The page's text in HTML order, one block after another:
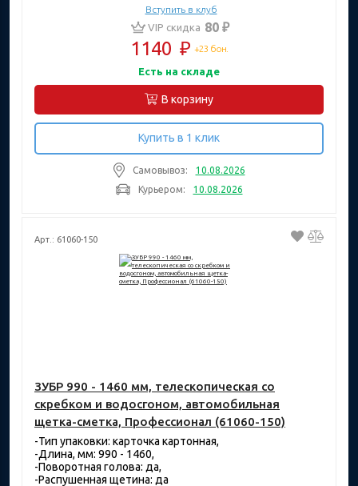
Вступить в клуб
VIP скидка 80 ₽
1140 ₽ +23 бон.
Есть на складе
В корзину
Купить в 1 клик
Самовывоз:
10.08.2026
Курьером:
10.08.2026
Арт.: 61060-150
ЗУБР 990 - 1460 мм, телескопическая со
скребком и водосгоном, автомобильная
щетка-сметка, Профессионал (61060-150)
-Тип упаковки: карточка картонная,
-Длина, мм: 990 - 1460,
-Поворотная голова: да,
-Распушенная щетина: да